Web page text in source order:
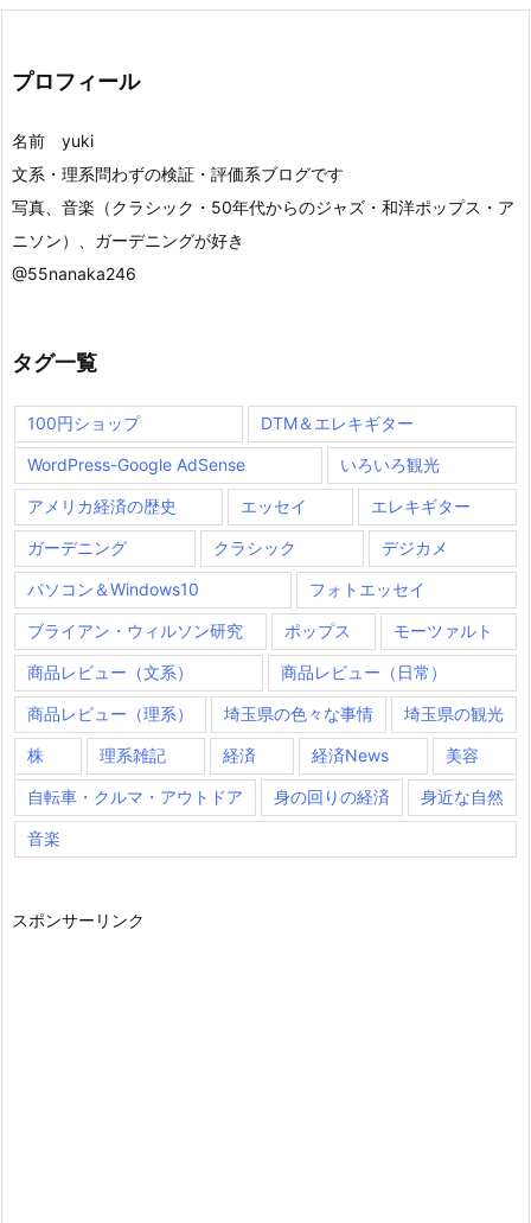
プロフィール
名前 yuki
文系・理系問わずの検証・評価系ブログです
写真、音楽（クラシック・50年代からのジャズ・和洋ポップス・ア
ニソン）、ガーデニングが好き
@55nanaka246
タグ一覧
100円ショップ DTM＆エレキギター
WordPress-Google AdSense いろいろ観光
アメリカ経済の歴史 エッセイ エレキギター
ガーデニング クラシック デジカメ
パソコン＆Windows10 フォトエッセイ
ブライアン・ウィルソン研究 ポップス モーツァルト
商品レビュー（文系） 商品レビュー（日常）
商品レビュー（理系） 埼玉県の色々な事情 埼玉県の観光
株 理系雑記 経済 経済News 美容
自転車・クルマ・アウトドア 身の回りの経済 身近な自然
音楽
スポンサーリンク